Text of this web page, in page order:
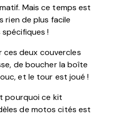
Mais ce temps est
rien de plus facile
!
ces deux couvercles
de boucher la boîte
et le tour est joué !
pourquoi ce kit
de motos cités est